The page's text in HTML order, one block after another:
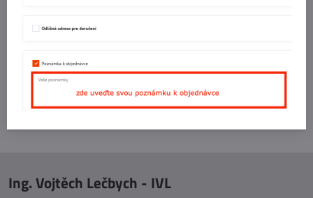
Kontaktujte nás:
+420 577 523 563
Ing. Vojtěch Lečbych - IVL